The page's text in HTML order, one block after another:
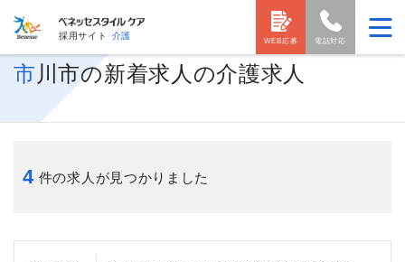
採用サイト 介護
電話対応
WEB応募
市川市の新着求人の介護求人
4 件の求人が見つかりました